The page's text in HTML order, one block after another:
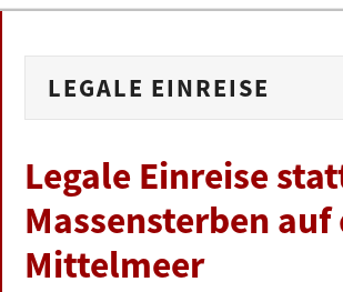
BUNDESTAG
ZUR PERSON
LINKS
LEGALE EINREISE
Legale Einreise
Massensterben auf
Mittelmeer